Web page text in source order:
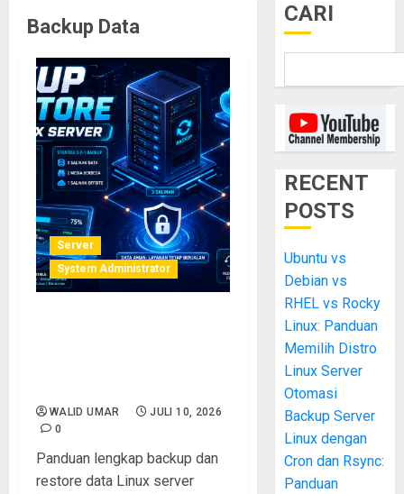
Backup Data
Server
System Administrator
WALID UMAR
JULI 10, 2026
0
Panduan lengkap backup dan
restore data Linux server
CARI
RECENT
POSTS
Ubuntu vs
Debian vs
RHEL vs Rocky
Linux: Panduan
Memilih Distro
Linux Server
Otomasi
Backup Server
Linux dengan
Cron dan Rsync:
Panduan